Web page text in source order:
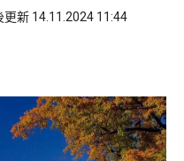
更新 14.11.2024 11:44